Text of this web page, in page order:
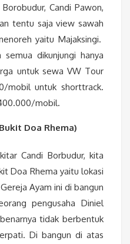
Candi Pawon,
tentu saja view sawah
yaitu Majaksingi.
dikunjungi hanya
untuk sewa VW Tour
mobil untuk shorttrack.
mobil.
Doa Rhema)
Candi Borbudur, kita
Doa Rhema yaitu lokasi
Ayam ini di bangun
pengusaha Diniel
tidak berbentuk
Di bangun di atas